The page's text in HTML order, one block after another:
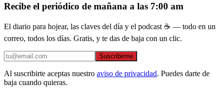
Recibe el periódico de mañana a las 7:00 am
El diario para hojear, las claves del día y el podcast ☕ — todo en un
correo, todos los días. Gratis, y te das de baja con un clic.
Suscribirme
Al suscribirte aceptas nuestro aviso de privacidad. Puedes darte de
baja cuando quieras.